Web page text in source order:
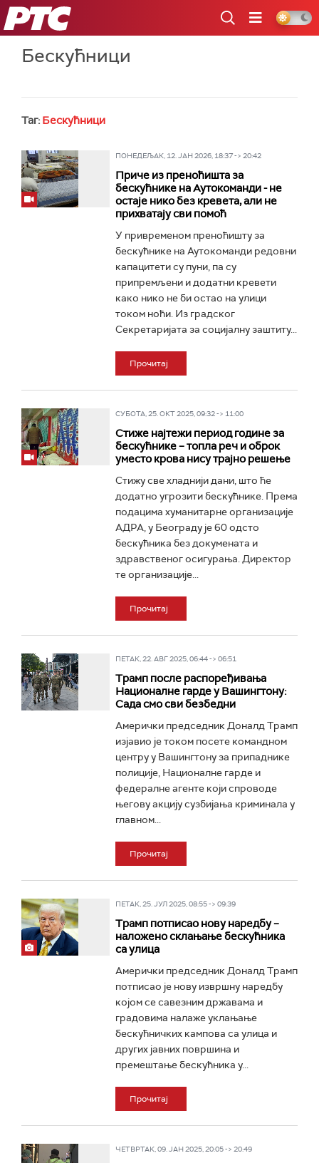
РТС
Бескућници
Таг: Бескућници
ПОНЕДЕЉАК, 12. ЈАН 2026, 18:37 -> 20:42
Приче из преноћишта за
бескућнике на Аутокоманди - не
остаје нико без кревета, али не
прихватају сви помоћ
У привременом преноћишту за
бескућнике на Аутокоманди редовни
капацитети су пуни, па су
припремљени и додатни кревети
како нико не би остао на улици
током ноћи. Из градског
Секретаријата за социјалну заштиту...
Прочитај
СУБОТА, 25. ОКТ 2025, 09:32 -> 11:00
Стиже најтежи период године за
бескућнике – топла реч и оброк
уместо крова нису трајно решење
Стижу све хладнији дани, што ће
додатно угрозити бескућнике. Према
подацима хуманитарне организације
АДРА, у Београду је 60 одсто
бескућника без докумената и
здравственог осигурања. Директор
те организације...
Прочитај
ПЕТАК, 22. АВГ 2025, 06:44 -> 06:51
Трамп после распоређивања
Националне гарде у Вашингтону:
Сада смо сви безбедни
Амерички председник Доналд Трамп
изјавио је током посете командном
центру у Вашингтону за припаднике
полиције, Националне гарде и
федералне агенте који спроводе
његову акцију сузбијања криминала у
главном...
Прочитај
ПЕТАК, 25. ЈУЛ 2025, 08:55 -> 09:39
Трамп потписао нову наредбу –
наложено склањање бескућника
са улица
Амерички председник Доналд Трамп
потписао је нову извршну наредбу
којом се савезним државама и
градовима налаже уклањање
бескућничких кампова са улица и
других јавних површина и
премештање бескућника у...
Прочитај
ЧЕТВРТАК, 09. ЈАН 2025, 20:05 -> 20:49